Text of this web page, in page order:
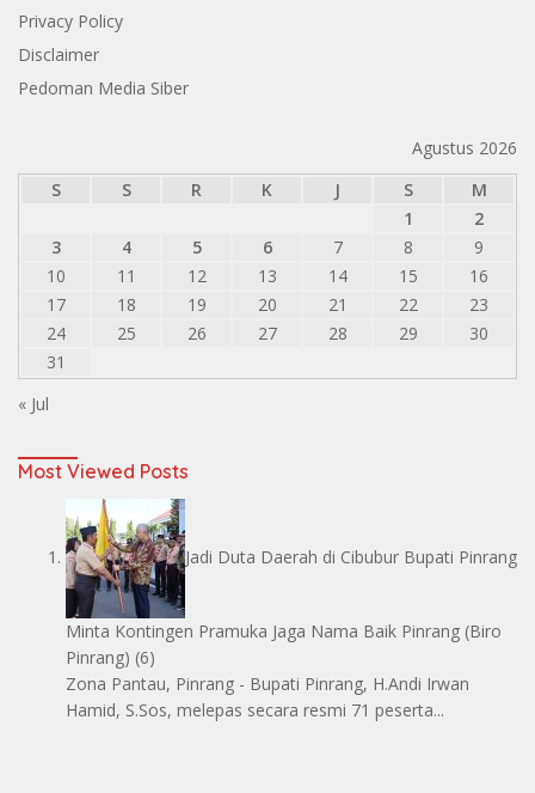
Privacy Policy
Disclaimer
Pedoman Media Siber
Agustus 2026
S
S R K J S
M
1
2
3
4 5 6 7 8
9
10
11 12 13 14 15
16
17
18 19 20 21 22
23
24
25 26 27 28 29
30
31
« Jul
Most Viewed Posts
Jadi Duta Daerah di Cibubur Bupati Pinrang
Minta Kontingen Pramuka Jaga Nama Baik Pinrang (Biro
Pinrang) (6)
Zona Pantau, Pinrang - Bupati Pinrang, H.Andi Irwan
Hamid, S.Sos, melepas secara resmi 71 peserta...